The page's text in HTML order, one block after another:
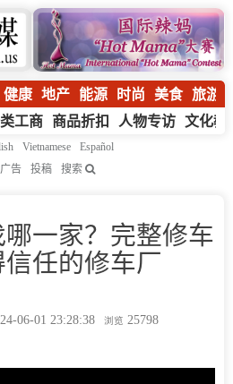
健康 地产 能源 时尚 美食 旅游
工商 商品折扣 人物专访 文化教
Vietnamese
Español
广告 投稿 搜索
一家？完整修车
任的修车厂
06-01 23:28:38 浏览 25798